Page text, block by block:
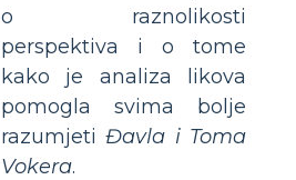
o raznolikosti
perspektiva i o tome
kako je analiza likova
pomogla svima bolje
razumjetiĐavla i Toma
Vokera.